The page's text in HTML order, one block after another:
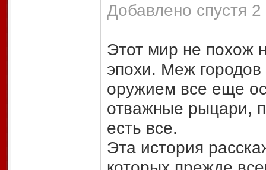
Добавлено спустя
Этот мир не похож
эпохи. Меж городов
оружием все еще
отважные рыцари,
есть все.
Эта история